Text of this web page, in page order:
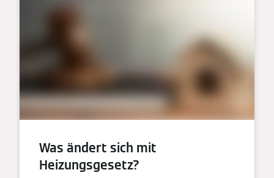
Was ändert sich mit
Heizungsgesetz?